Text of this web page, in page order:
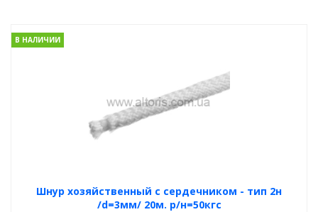
Шнур хозяйственный с сердечником - тип 2н
/d=3мм/ 20м. р/н=50кгс
В НАЛИЧИИ